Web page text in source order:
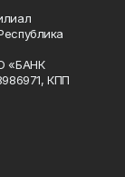
«БАНК
КПП